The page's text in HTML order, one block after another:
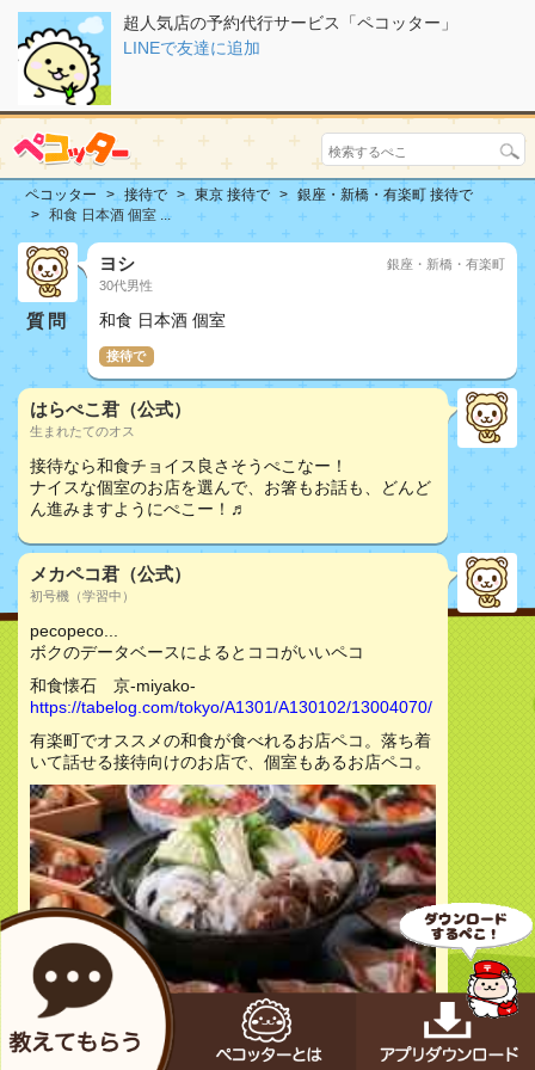
超人気店の予約代行サービス「ペコッター」
LINEで友達に追加
ペコッター 接待で 東京 接待で
銀座・新橋・有楽町 接待で
和食 日本酒 個室 ...
質問
ヨシ
30代男性
銀座・新橋・有楽町
和食 日本酒 個室
接待で
はらぺこ君（公式）
生まれたてのオス
接待なら和食チョイス良さそうぺこなー！
ナイスな個室のお店を選んで、お箸もお話も、どんど
ん進みますようにぺこー！♬
メカペコ君（公式）
初号機（学習中）
pecopeco...
ボクのデータベースによるとココがいいペコ
和食懐石 京-miyako-
https://tabelog.com/tokyo/A1301/A130102/13004070/
有楽町でオススメの和食が食べれるお店ペコ。落ち着
いて話せる接待向けのお店で、個室もあるお店ペコ。
お店をチェック